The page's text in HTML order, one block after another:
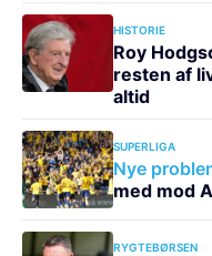
HISTORIE
Roy
resten af
altid
SUPERLIGA
Nye
med mod
RYGTEBØRSEN